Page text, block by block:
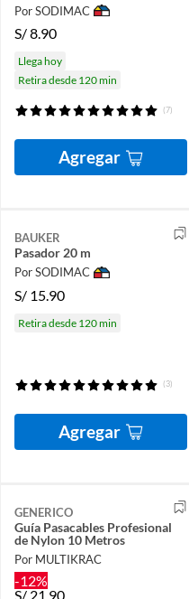
Por SODIMAC
S/8.90
Llega hoy
Retira desde 120 min
(7)
Agregar
BAUKER
Pasador 20 m
Por SODIMAC
S/ 15.90
Retira desde 120 min
(3)
Agregar
GENERICO
Guía Pasacables Profesional
de Nylon 10 Metros
Por MULTIKRAC
-12%
S/21.90